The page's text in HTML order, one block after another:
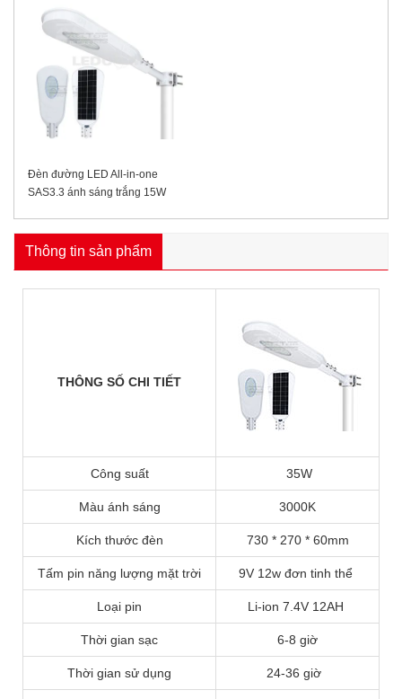
Đèn đường LED All-in-one
SAS3.3 ánh sáng trắng 15W
Thông tin sản phẩm
THÔNG SỐ CHI TIẾT
Công suất 35W
Màu ánh sáng 3000K
Kích thước đèn 730 * 270 * 60mm
Tấm pin năng lượng mặt trời 9V 12w đơn tinh thể
Loại pin Li-ion 7.4V 12AH
Thời gian sạc 6-8 giờ
Thời gian sử dụng 24-36 giờ